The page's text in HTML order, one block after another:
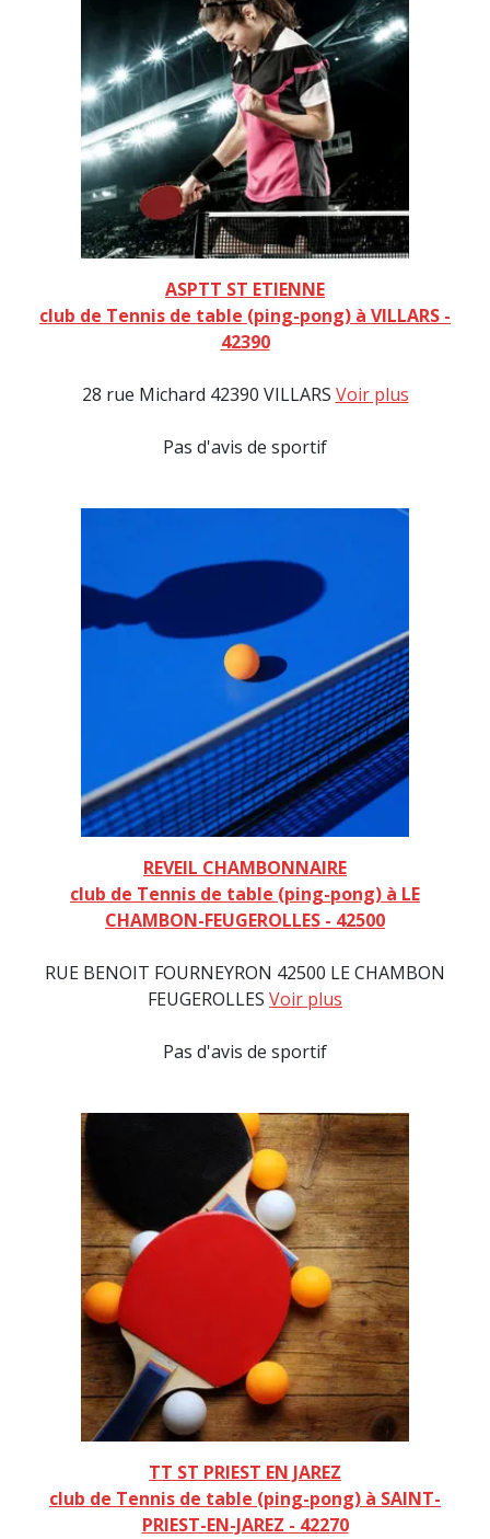
ASPTT ST ETIENNE
club de Tennis de table (ping-pong) à VILLARS -
42390
28 rue Michard 42390 VILLARS Voir plus
Pas d'avis de sportif
REVEIL CHAMBONNAIRE
club de Tennis de table (ping-pong) à LE
CHAMBON-FEUGEROLLES - 42500
RUE BENOIT FOURNEYRON 42500 LE CHAMBON
FEUGEROLLES Voir plus
Pas d'avis de sportif
TT ST PRIEST EN JAREZ
club de Tennis de table (ping-pong) à SAINT-
PRIEST-EN-JAREZ - 42270